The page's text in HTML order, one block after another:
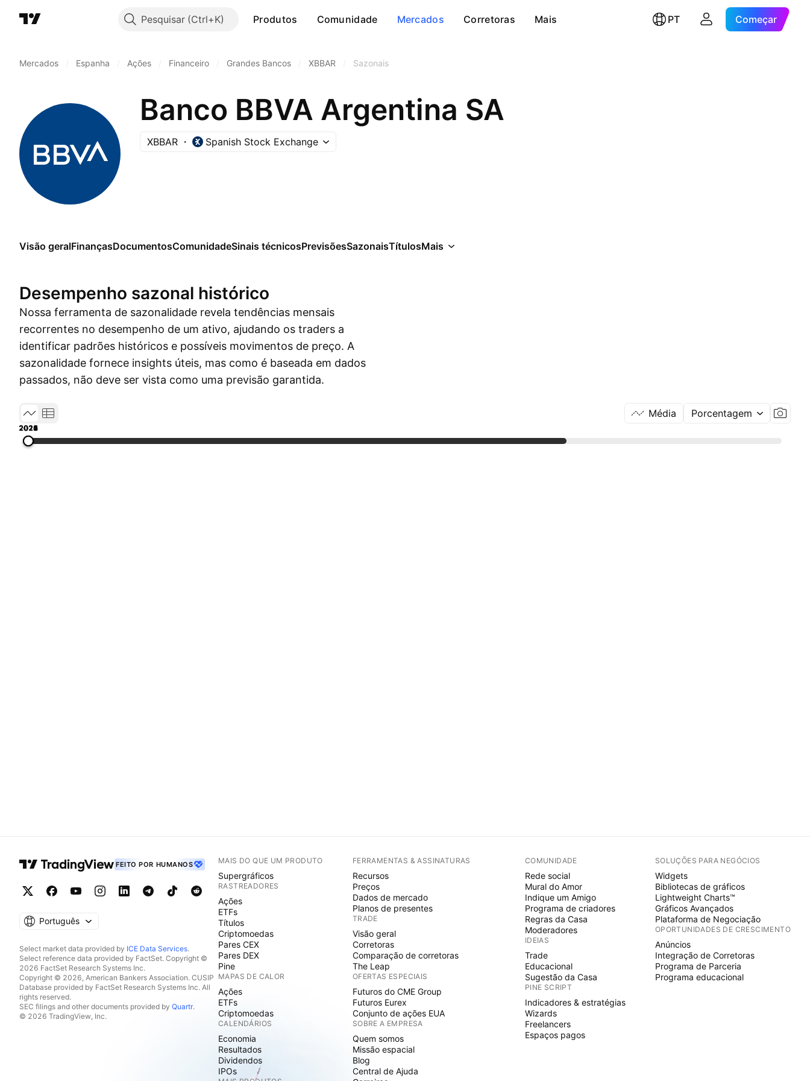
Pesquisar Produtos Comunidade Mercados Corretoras Mais PT Começar
Mercados Espanha Ações Financeiro Grandes Bancos XBBAR Sazonais
Banco BBVA Argentina SA
XBBAR Spanish Stock Exchange
Visão geralFinançasDocumentosComunidadeSinais técnicosPrevisõesSazonaisTítulosMais
Desempenho sazonal histórico
Nossa ferramenta de sazonalidade revela tendências mensais
recorrentes no desempenho de um ativo, ajudando os traders a
identificar padrões históricos e possíveis movimentos de preço. A
sazonalidade fornece insights úteis, mas como é baseada em dados
passados, não deve ser vista como uma previsão garantida.
Média Porcentagem
2019
2020
2021
2022
2023
2024
2025
2026
FEITO POR HUMANOS
Português
Select market data provided by ICE Data Services.
Select reference data provided by FactSet. Copyright ©
2026 FactSet Research Systems Inc.
Copyright © 2026, American Bankers Association. CUSIP
Database provided by FactSet Research Systems Inc. All
rights reserved.
SEC filings and other documents provided by Quartr.
© 2026 TradingView, Inc.
MAIS DO QUE UM PRODUTO
Supergráficos
RASTREADORES
Ações
ETFs
Títulos
Criptomoedas
Pares CEX
Pares DEX
Pine
MAPAS DE CALOR
Ações
ETFs
Criptomoedas
CALENDÁRIOS
Economia
Resultados
Dividendos
IPOs
FERRAMENTAS & ASSINATURAS
Recursos
Preços
Dados de mercado
Planos de presentes
TRADE
Visão geral
Corretoras
Comparação de corretoras
The Leap
OFERTAS ESPECIAIS
Futuros do CME Group
Futuros Eurex
Conjunto de ações EUA
SOBRE A EMPRESA
Quem somos
Missão espacial
Blog
Central de Ajuda
COMUNIDADE
Rede social
Mural do Amor
Indique um Amigo
Programa de criadores
Regras da Casa
Moderadores
IDEIAS
Trade
Educacional
Sugestão da Casa
PINE SCRIPT
Indicadores & estratégias
Wizards
Freelancers
Espaços pagos
SOLUÇÕES PARA NEGÓCIOS
Widgets
Bibliotecas de gráficos
Lightweight Charts™
Gráficos Avançados
Plataforma de Negociação
OPORTUNIDADES DE CRESCIMENTO
Anúncios
Integração de Corretoras
Programa de Parceria
Programa educacional